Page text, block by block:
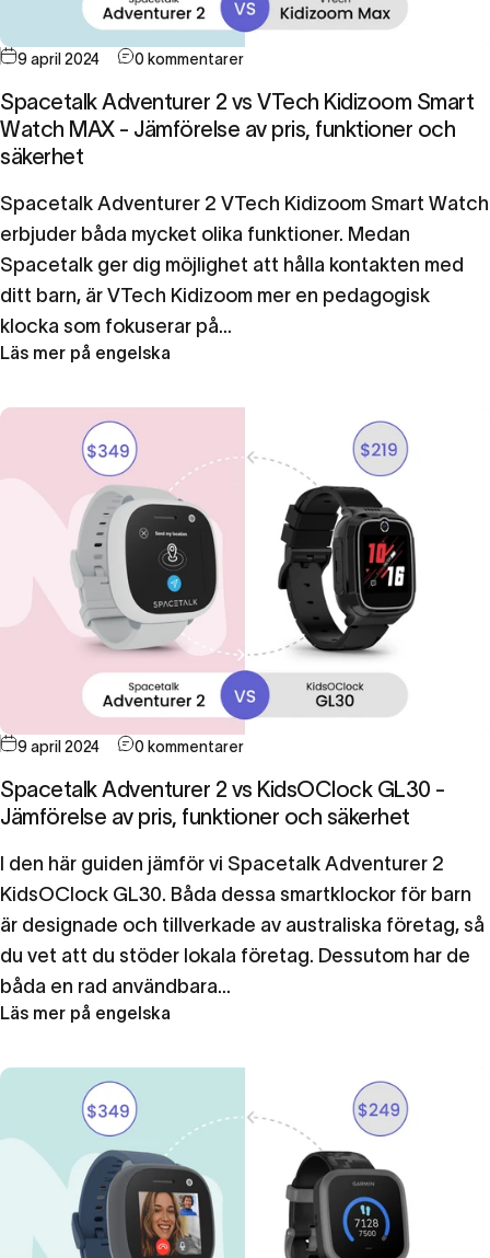
9 april 2024 0 kommentarer
Spacetalk Adventurer 2 vs VTech Kidizoom Smart
Watch MAX - Jämförelse av pris, funktioner och
säkerhet
Spacetalk Adventurer 2 VTech Kidizoom Smart Watch
erbjuder båda mycket olika funktioner. Medan
Spacetalk ger dig möjlighet att hålla kontakten med
ditt barn, är VTech Kidizoom mer en pedagogisk
klocka som fokuserar på...
Läs mer på engelska
9 april 2024 0 kommentarer
Spacetalk Adventurer 2 vs KidsOClock GL30 -
Jämförelse av pris, funktioner och säkerhet
I den här guiden jämför vi Spacetalk Adventurer 2
KidsOClock GL30. Båda dessa smartklockor för barn
är designade och tillverkade av australiska företag, så
du vet att du stöder lokala företag. Dessutom har de
båda en rad användbara...
Läs mer på engelska